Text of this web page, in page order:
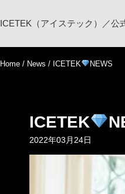
ICETEK（アイステック）／公
Home / News / ICETEK NEWS
ICETEK
2022年03月24日